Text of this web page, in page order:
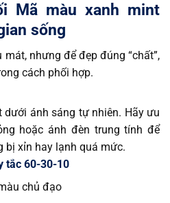
Mã màu xanh mint
sống
nhưng để đẹp đúng “chất”,
cách phối hợp.
dưới ánh sáng tự nhiên. Hãy ưu
hoặc ánh đèn trung tính để
bị xỉn hay lạnh quá mức.
tắc 60-30-10
chủ đạo